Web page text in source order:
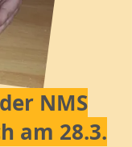
NMS
am 28.3.